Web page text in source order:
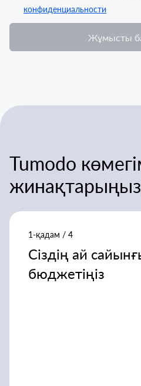
конфиденциальности
Жұмысты
Tumodo
1-қадам / 4
Сіздің ай
бюджетіңіз